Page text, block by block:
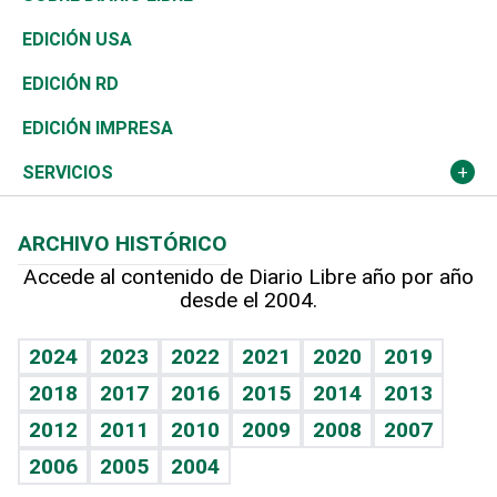
Reportajes
África
Ocenanía
Caribe
Resto del mundo
Vivienda
Telecom.
Global y variable
Economía personal
Buena Vida
Sociales
Novedades
Podcast Arte Libre
Hablando con el pediatra
Vida y familia
Eñe
Celebrando la vida
Sin complejos
Ciclismo
Tenis
Olimpismo
Más deportes
TBT Deportivo
En Directo
El Espía
Noticiero Poteleche
Columnistas
Más firmas
Tecnología
Historia
Martes de tecnología
Cambio climático
Economía
Revista
Deportes
Opinión
Hecho en casa
Guía del dinero
EDICIÓN USA
EDICIÓN RD
EDICIÓN IMPRESA
SERVICIOS
Cumpleaños
Horóscopos
Crucigramas
ARCHIVO HISTÓRICO
Accede al contenido de Diario Libre año por año
desde el 2004.
2024 2023 2022 2021 2020
2019
2018
2017 2016 2015 2014
2013
2012
2011 2010 2009 2008
2007
2006
2005 2004